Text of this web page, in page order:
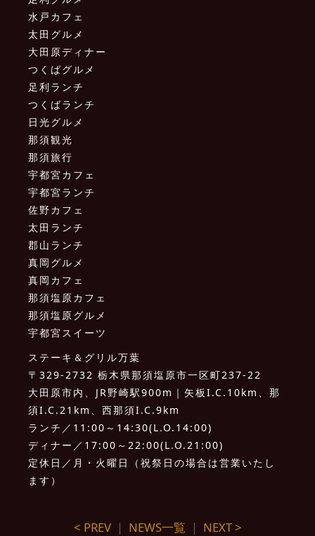
水戸カフェ
太田グルメ
大田原ディナー
つくばグルメ
足利ランチ
つくばランチ
日光グルメ
那須観光
那須旅行
宇都宮カフェ
宇都宮ランチ
佐野カフェ
太田ランチ
郡山ランチ
真岡グルメ
真岡カフェ
那須塩原カフェ
那須塩原グルメ
宇都宮スイーツ
ステーキ＆グリル万葉
〒329-2732 栃木県那須塩原市一区町237-22
大田原市内、JR野崎駅900m｜矢板I.C.10km、那
須I.C.21km、西那須I.C.9km
ランチ／11:00～14:30(L.O.14:00)
ディナー／17:00～22:00(L.O.21:00)
定休日／月・火曜日（祝祭日の場合は営業いたし
ます）
< PREV｜ NEWS一覧 ｜ NEXT >